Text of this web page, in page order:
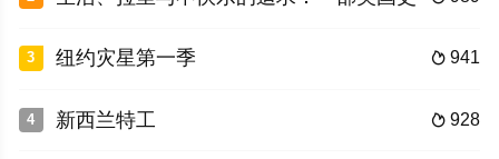
3  941
纽约灾星第一季
4  928
新西兰特工